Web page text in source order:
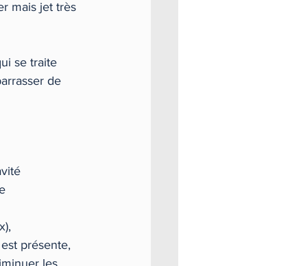
mais jet très
se traite
de
présente,